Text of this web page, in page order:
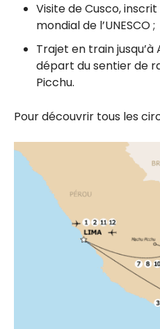
Visite de Cusco,
mondial de l’UNESCO ;
Trajet en train
départ du sentier de
Picchu.
Pour découvrir tous les